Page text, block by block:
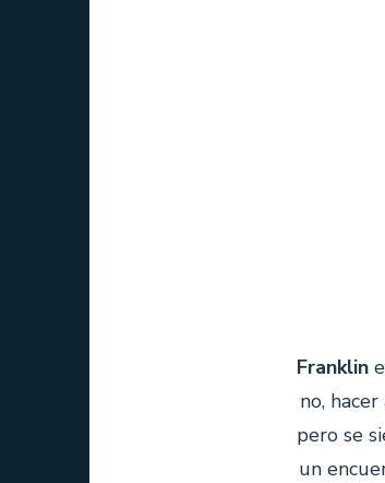
Franklin
no,
pero se
un